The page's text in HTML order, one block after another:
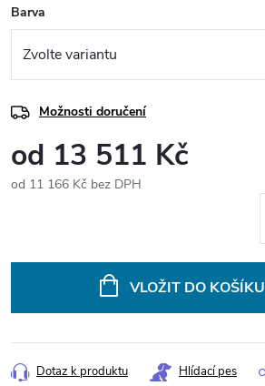
Barva
Možnosti doručení
od 13 511 Kč
od 11 166 Kč bez DPH
VLOŽIT DO KOŠÍKU
Dotaz k produktu Hlídací pes